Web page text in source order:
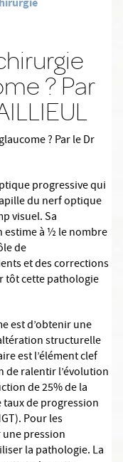
? Par
? Par le Dr
progressive qui
du nerf optique
visuel. Sa
estime à ½ le nombre
de
et des corrections
tôt cette pathologie
est d’obtenir une
structurelle
est l’élément clef
ralentir l’évolution
de 25% de la
de progression
Pour les
pression
la pathologie. La